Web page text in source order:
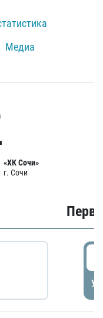
Медиа
«ХК Сочи»
г. Сочи